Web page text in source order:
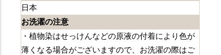
日本
お洗濯の注意
・植物染はせっけんなどの原液の付着により色が
薄くなる場合がございますので、お洗濯の際はご